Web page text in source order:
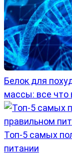
Белок для
массы: все что
Топ-5 самых
питании